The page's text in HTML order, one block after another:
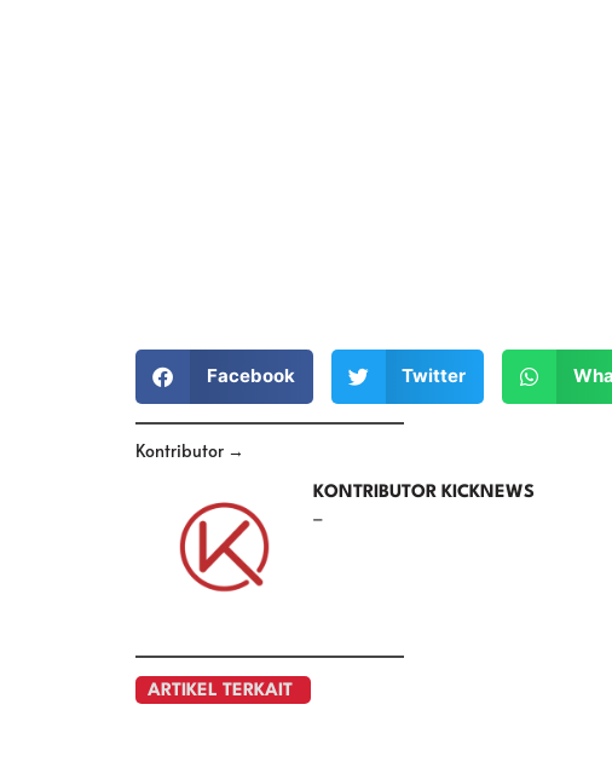
Facebook Twitter
Kontributor →
KONTRIBUTOR KICKNEWS
–
ARTIKEL TERKAIT